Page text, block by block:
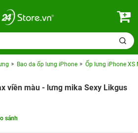
Bao da ốp lưng iPhone Ốp lưng iPhone XS
viền màu - lưng mika Sexy Likgus
sánh